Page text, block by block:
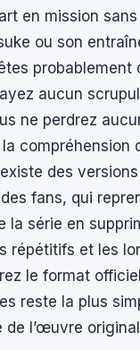
en mission
ou son
probablement
aucun
ne perdrez
compréhension
des
fans, qui
la série en
répétitifs et les
le format
reste la plus
de l’œuvre